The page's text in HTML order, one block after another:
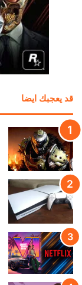
قد يعجبك ايضا